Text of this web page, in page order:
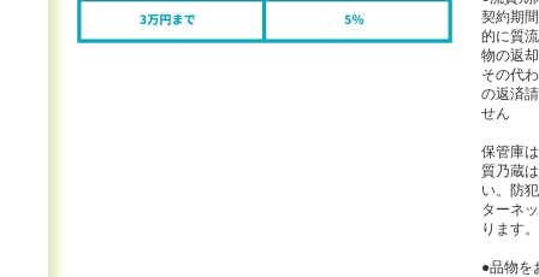
契約期
的に質
物の返
その代
の返済
せん
保管庫
質乃蔵
い。防
ターネ
ります。
●品物を